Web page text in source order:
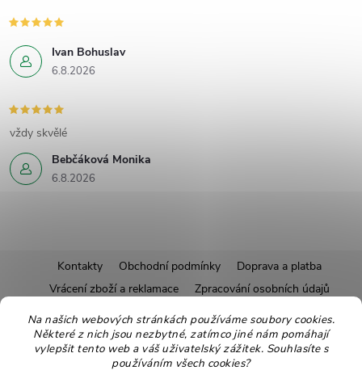
Na našich webových stránkách používáme soubory cookies.
Některé z nich jsou nezbytné, zatímco jiné nám pomáhají
vylepšit tento web a váš uživatelský zážitek. Souhlasíte s
používáním všech cookies?
Ivan Bohuslav
6.8.2026
Bebčáková Monika
6.8.2026
vždy skvělé
á
Kontakty Obchodní podmínky
Doprava a platba
Vrácení zboží a reklamace
Zpracování osobních údajů
Pravidla soutěží
Affiliate program
Recepty
Pro nové dodavatele
Ekologické balení Moje objednávka